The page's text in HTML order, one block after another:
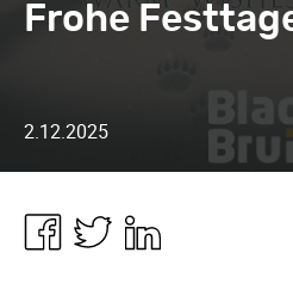
Frohe
2.12.2025
Share Share
Share